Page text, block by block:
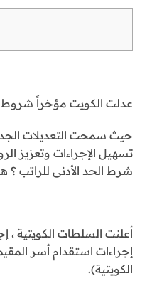
عدلت الكويت مؤخراً شروط
حيث سمحت التعديلات
تسهيل الإجراءات وتعزيز
شرط الحد الأدنى للراتب ؟
أعلنت السلطات الكويتية
إجراءات استقدام أسر
الكويتية).